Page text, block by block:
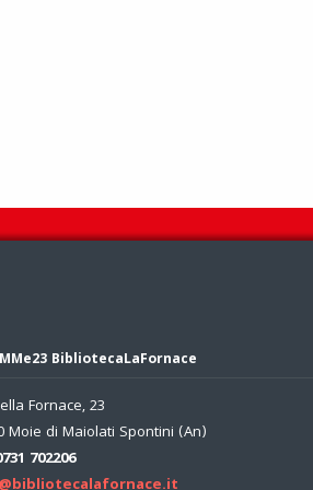
BibliotecaLaFornace
Fornace, 23
Moie di Maiolati Spontini (An)
702206